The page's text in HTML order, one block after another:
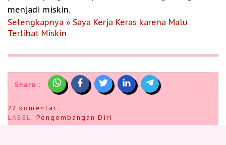
menjadi miskin.
Selengkapnya » Saya Kerja Keras karena Malu
Terlihat Miskin
Share :
22 komentar :
LABEL: Pengembangan Diri